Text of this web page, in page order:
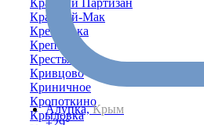
Алупка,Крым
Красный-Мак
Кремневка
Крепкое
Крестьяновка
Кривцово
Криничное
Кропоткино
Крыловка